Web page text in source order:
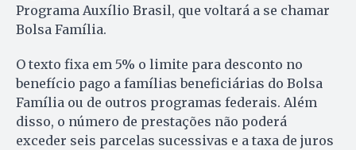
Programa Auxílio Brasil, que voltará a se chamar
Bolsa Família.
O texto fixa em 5% o limite para desconto no
benefício pago a famílias beneficiárias do Bolsa
Família ou de outros programas federais. Além
disso, o número de prestações não poderá
exceder seis parcelas sucessivas e a taxa de juros